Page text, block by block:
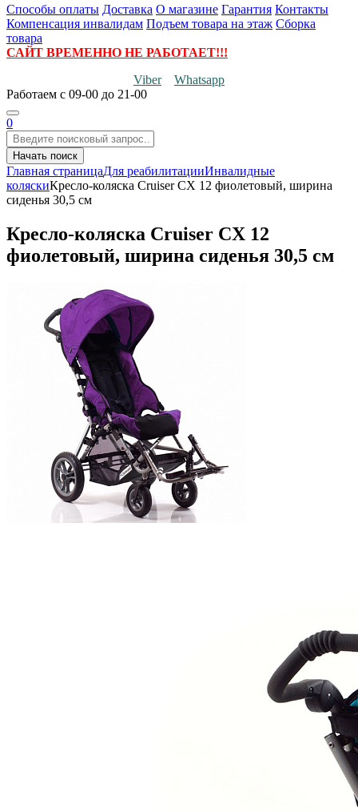
Способы оплаты Доставка О магазине Гарантия Контакты
Компенсация инвалидам Подъем товара на этаж Сборка
товара
САЙТ ВРЕМЕННО НЕ РАБОТАЕТ!!!
Viber
Whatsapp
Работаем с 09-00 до 21-00
0
Начать поиск
Главная страницаДля реабилитацииИнвалидные
коляскиКресло-коляска Cruiser CX 12 фиолетовый, ширина
сиденья 30,5 см
Кресло-коляска Cruiser CX 12
фиолетовый, ширина сиденья 30,5 см